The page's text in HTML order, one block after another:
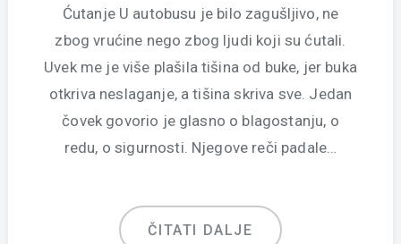
Ćutanje U autobusu je bilo zagušljivo, ne
zbog vrućine nego zbog ljudi koji su ćutali.
Uvek me je više plašila tišina od buke, jer buka
otkriva neslaganje, a tišina skriva sve. Jedan
čovek govorio je glasno o blagostanju, o
redu, o sigurnosti. Njegove reči padale…
ČITATI DALJE